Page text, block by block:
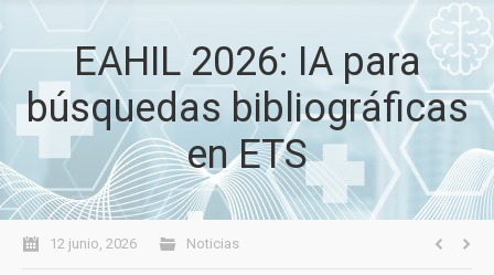
EAHIL 2026: IA para
búsquedas bibliográficas
en ETS
12 junio, 2026 Noticias